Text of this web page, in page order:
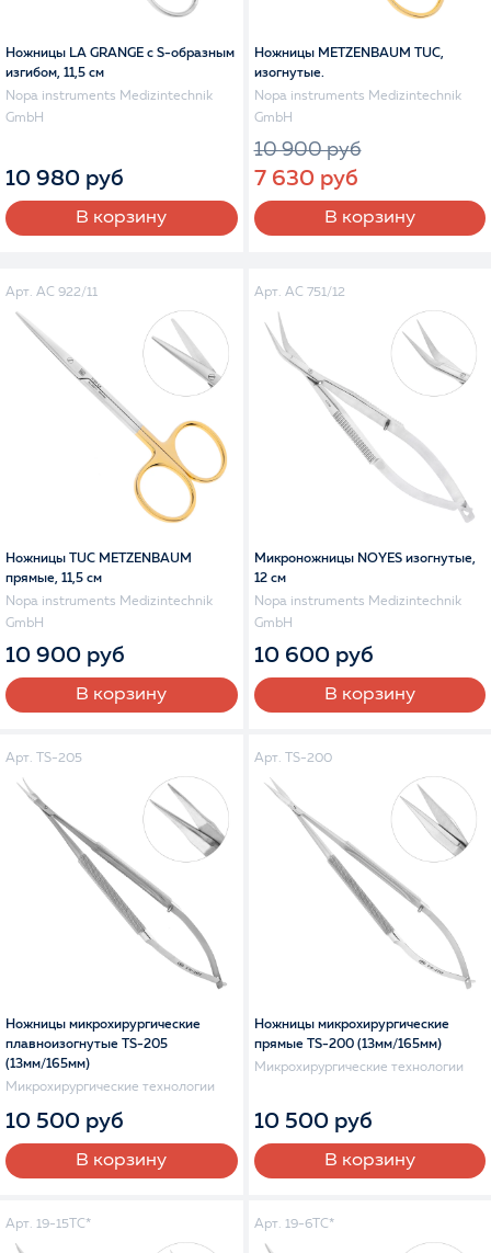
Ножницы LA GRANGE с S-образным
изгибом, 11,5 см
Nopa instruments Medizintechnik
GmbH
10 980 руб
В корзину
Ножницы METZENBAUM TUC,
изогнутые.
Nopa instruments Medizintechnik
GmbH
10 900 руб
7 630 руб
В корзину
Арт. AC 922/11
Ножницы TUC METZENBAUM
прямые, 11,5 см
Nopa instruments Medizintechnik
GmbH
10 900 руб
В корзину
Арт. AC 751/12
Микроножницы NOYES изогнутые,
12 см
Nopa instruments Medizintechnik
GmbH
10 600 руб
В корзину
Арт. TS-205
Ножницы микрохирургические
плавноизогнутые TS-205
(13мм/165мм)
Микрохирургические технологии
10 500 руб
В корзину
Арт. TS-200
Ножницы микрохирургические
прямые TS-200 (13мм/165мм)
Микрохирургические технологии
10 500 руб
В корзину
Арт. 19-15TC* Арт. 19-6TC*